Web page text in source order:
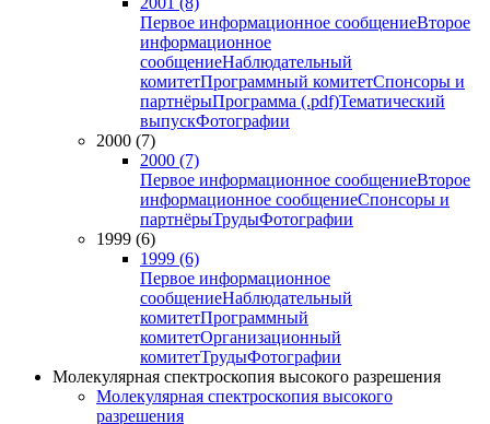
Первое информационное сообщениеВторое
информационное
сообщениеНаблюдательный
комитетПрограммный комитетСпонсоры и
партнёрыПрограмма (.pdf)Тематический
выпускФотографии
2000 (7)
2000 (7)
Первое информационное сообщениеВторое
информационное сообщениеСпонсоры и
партнёрыТрудыФотографии
1999 (6)
1999 (6)
Первое информационное
сообщениеНаблюдательный
комитетПрограммный
комитетОрганизационный
комитетТрудыФотографии
Молекулярная спектроскопия высокого разрешения
Молекулярная спектроскопия высокого
разрешения